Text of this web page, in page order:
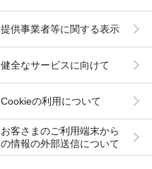
提供事業者等に関する表示
健全なサービスに向けて
Cookieの利用について
お客さまのご利用端末から
の情報の外部送信について